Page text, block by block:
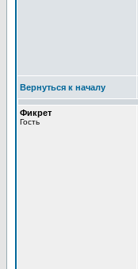
Вернуться к началу
Фикрет
Гость